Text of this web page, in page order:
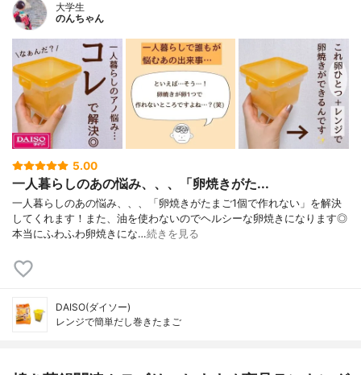
大学生
のんちゃん
5.00
一人暮らしのあの悩み、、、「卵焼きがた...
一人暮らしのあの悩み、、、「卵焼きがたまご1個で作れない」を解決
してくれます！また、油を使わないのでヘルシーな卵焼きになります◎
本当にふわふわ卵焼きにな…続きを見る
DAISO(ダイソー)
レンジで簡単だし巻きたまご